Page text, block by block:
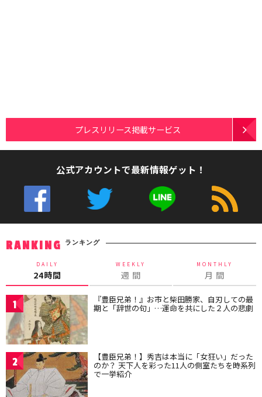
プレスリリース掲載サービス
公式アカウントで最新情報ゲット！
RANKING ランキング
DAILY
24時間
WEEKLY
週 間
MONTHLY
月 間
1 『豊臣兄弟！』お市と柴田勝家、自刃しての最
期と「辞世の句」…運命を共にした２人の悲劇
2 【豊臣兄弟！】秀吉は本当に「女狂い」だった
のか？ 天下人を彩った11人の側室たちを時系列
で一挙紹介